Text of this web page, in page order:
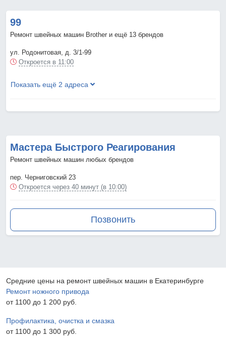
99
Ремонт швейных машин Brother и ещё 13 брендов
ул. Родонитовая, д. 3/1-99
Откроется в 11:00
Показать ещё 2 адреса
Мастера Быстрого Реагирования
Ремонт швейных машин любых брендов
пер. Черниговский 23
Откроется через 40 минут (в 10:00)
Позвонить
Средние цены на ремонт швейных машин в Екатеринбурге
Ремонт ножного привода
от 1100 до 1 200 pyб.
Профилактика, очистка и смазка
от 1100 до 1 300 pyб.